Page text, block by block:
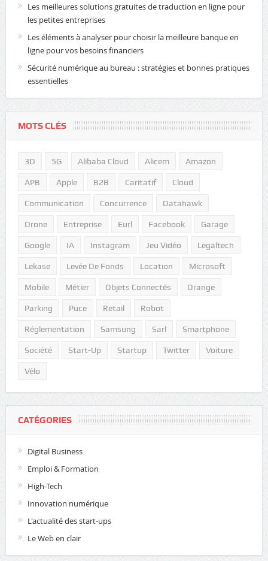
Les meilleures solutions gratuites de traduction en ligne pour
les petites entreprises
Les éléments à analyser pour choisir la meilleure banque en
ligne pour vos besoins financiers
Sécurité numérique au bureau : stratégies et bonnes pratiques
essentielles
MOTS CLÉS
3D 5G Alibaba Cloud Alicem Amazon
APB Apple B2B Caritatif Cloud
Communication Concurrence Datahawk
Drone Entreprise Eurl Facebook Garage
Google IA Instagram Jeu Vidéo Legaltech
Lekase Levée De Fonds Location Microsoft
Mobile Métier Objets Connectés Orange
Parking Puce Retail Robot
Réglementation Samsung Sarl Smartphone
Société Start-Up Startup Twitter Voiture
Vélo
CATÉGORIES
Digital Business
Emploi & Formation
High-Tech
Innovation numérique
L'actualité des start-ups
Le Web en clair